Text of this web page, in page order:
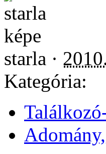
starla ·
Kategória: